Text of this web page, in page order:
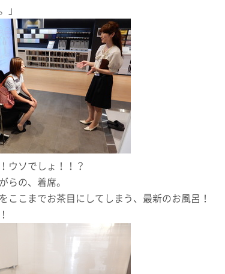
」
ウソでしょ！！？
らの、着席。
ここまでお茶目にしてしまう、最新のお風呂！